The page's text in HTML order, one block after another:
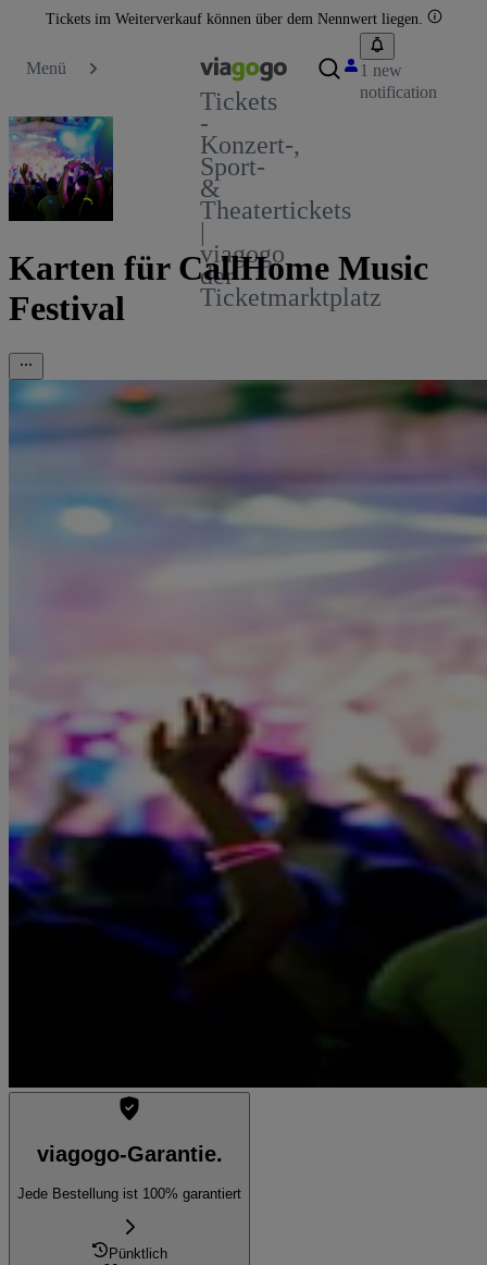
Tickets im Weiterverkauf können über dem Nennwert liegen.
Menü
Tickets
-
Konzert-,
Sport-
&
Theatertickets
|
viagogo
der
Ticketmarktplatz
1 new
notification
Karten für CallHome Music
Festival
viagogo-Garantie.
Jede Bestellung ist 100% garantiert
Pünktlich